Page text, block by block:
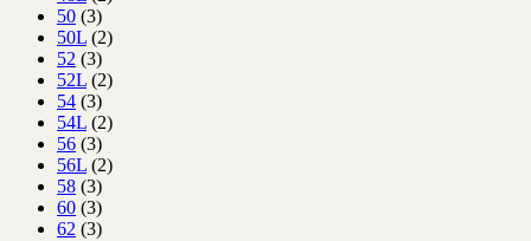
50 (3)
50L (2)
52 (3)
52L (2)
54 (3)
54L (2)
56 (3)
56L (2)
58 (3)
60 (3)
62 (3)